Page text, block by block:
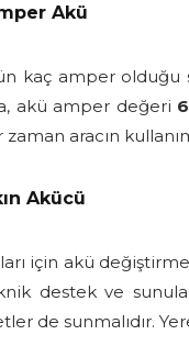
Akü
kaç amper olduğu
akü amper değeri
zaman aracın
Akücü
için akü
destek ve
de sunmalıdır.